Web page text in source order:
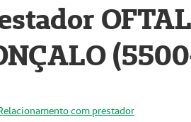
com prestador